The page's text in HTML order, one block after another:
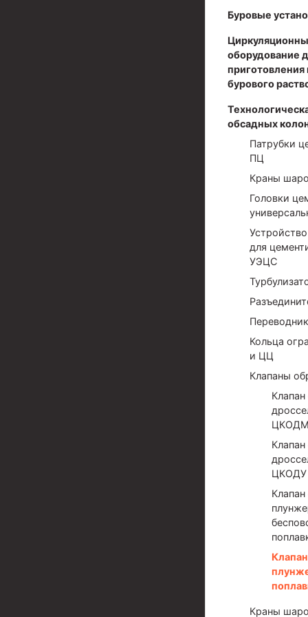
Оборудование для трубопроводов и
Буровые
оборудование
приготовления
бурового
обсадных
Патрубки
ПЦ
Краны
Головки
для
УЭЦС
Кольца
и ЦЦ
Клапаны
ЦКОДМ
ЦКОДУ
Краны